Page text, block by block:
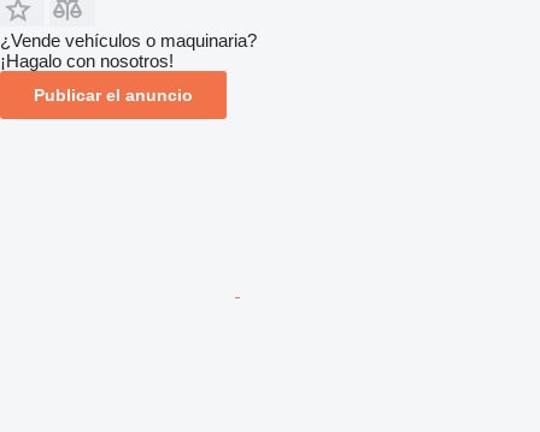
¿Vende vehículos o maquinaria?
¡Hagalo con nosotros!
Publicar el anuncio